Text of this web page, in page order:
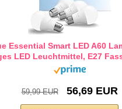
Essential Smart LED A60
LED Leuchtmittel, E27
59,99 EUR 56,69 EUR